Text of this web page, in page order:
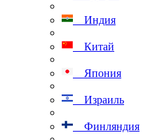
Индия
Китай
Япония
Израиль
Финляндия